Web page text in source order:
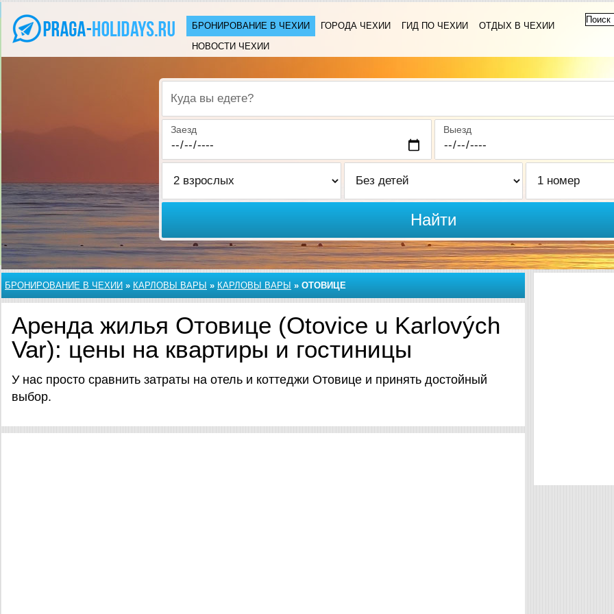
БРОНИРОВАНИЕ В ЧЕХИИ ГОРОДА ЧЕХИИ ГИД ПО ЧЕХИИ
ОТДЫХ В ЧЕХИИ
НОВОСТИ ЧЕХИИ
Куда вы едете?
Заезд Выезд
Найти
БРОНИРОВАНИЕ В ЧЕХИИ » КАРЛОВЫ ВАРЫ » КАРЛОВЫ ВАРЫ » ОТОВИЦЕ
Аренда жилья Отовице (Otovice u Karlových
Var): цены на квартиры и гостиницы
У нас просто сравнить затраты на отель и коттеджи Отовице и принять достойный
выбор.